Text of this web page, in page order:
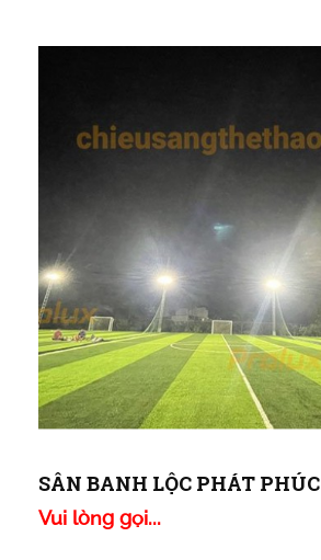
SÂN BANH LỘC PHÁT PHÚC
Vui lòng gọi...